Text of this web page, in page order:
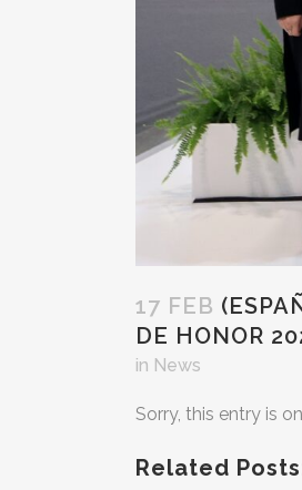
17 FEB
DE HONOR
in News
Sorry, this entry is
Related